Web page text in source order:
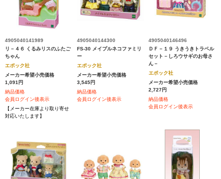
4905040141989
リ－４６ くるみリスのふたご
ちゃん
エポック社
メーカー希望小売価格
1,091円
納品価格
会員ログイン後表示
【メーカー在庫より取り寄せ
対応いたします】
4905040144300
FS-30 メイプルネコファミリ
ー
エポック社
メーカー希望小売価格
3,545円
納品価格
会員ログイン後表示
4905040146496
ＤＦ－１９ うきうきトラベル
セット－しろウサギのお母さ
ん－
エポック社
メーカー希望小売価格
2,727円
納品価格
会員ログイン後表示